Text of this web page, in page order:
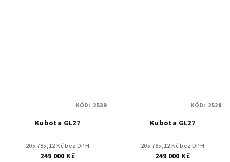
Kubota GL27
205 785,12 Kč bez DPH
249 000 Kč
KÓD: 2539
Kubota GL27
205 785,12 Kč bez DPH
249 000 Kč
KÓD: 2528